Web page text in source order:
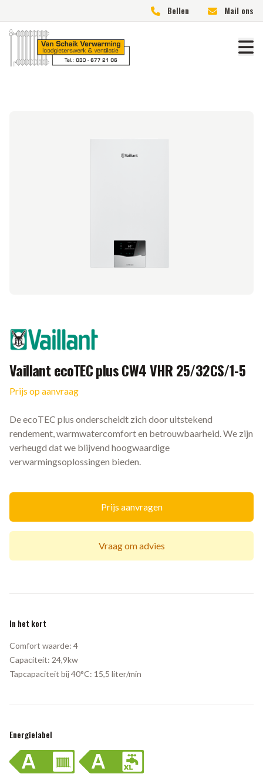
Bellen Mail ons
Vaillant ecoTEC plus CW4 VHR 25/32CS/1-5
Prijs op aanvraag
Merk
De ecoTEC plus onderscheidt zich door uitstekend
rendement, warmwatercomfort en betrouwbaarheid. We zijn
verheugd dat we blijvend hoogwaardige
verwarmingsoplossingen bieden.
Prijs aanvragen
Vraag om advies
In het kort
Comfort waarde: 4
Capaciteit: 24,9kw
Tapcapaciteit bij 40°C: 15,5 liter/min
Energielabel